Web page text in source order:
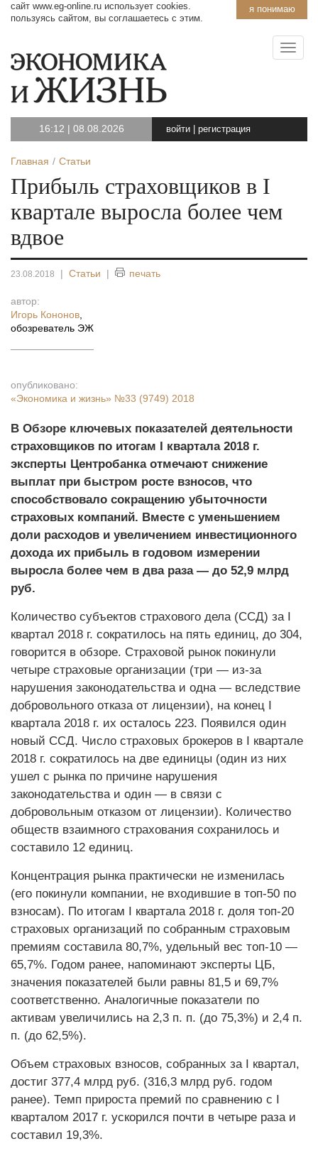
я понимаю
сайт www.eg-online.ru использует cookies.
пользуясь сайтом, вы соглашаетесь с этим.
16:12 | 08.08.2026 войти регистрация
Главная Статьи
Прибыль страховщиков в I
квартале выросла более чем
вдвое
23.08.2018 | Статьи | печать
автор:
Игорь Кононов
обозреватель ЭЖ
опубликовано:
«Экономика и жизнь» №33 (9749) 2018
В Обзоре ключевых показателей деятельности
страховщиков по итогам I квартала 2018 г.
эксперты Центробанка отмечают снижение
выплат при быстром росте взносов, что
способствовало сокращению убыточности
страховых компаний. Вместе с уменьшением
доли расходов и увеличением инвестиционного
дохода их прибыль в годовом измерении
выросла более чем в два раза — до 52,9 млрд
руб.
Количество субъектов страхового дела (ССД) за I
квартал 2018 г. сократилось на пять единиц, до 304,
говорится в обзоре. Страховой рынок покинули
четыре страховые организации (три — из-за
нарушения законодательства и одна — вследствие
добровольного отказа от лицензии), на конец I
квартала 2018 г. их осталось 223. Появился один
новый ССД. Число страховых брокеров в I квартале
2018 г. сократилось на две единицы (один из них
ушел с рынка по причине нарушения
законодательства и один — в связи с
добровольным отказом от лицензии). Количество
обществ взаимного страхования сохранилось и
составило 12 единиц.
Концентрация рынка практически не изменилась
(его покинули компании, не входившие в топ-50 по
взносам). По итогам I квартала 2018 г. доля топ-20
страховых организаций по собранным страховым
премиям составила 80,7%, удельный вес топ-10 —
65,7%. Годом ранее, напоминают эксперты ЦБ,
значения показателей были равны 81,5 и 69,7%
соответственно. Аналогичные показатели по
активам увеличились на 2,3 п. п. (до 75,3%) и 2,4 п.
п. (до 62,5%).
Объем страховых взносов, собранных за I квартал,
достиг 377,4 млрд руб. (316,3 млрд руб. годом
ранее). Темп прироста премий по сравнению с I
кварталом 2017 г. ускорился почти в четыре раза и
составил 19,3%.